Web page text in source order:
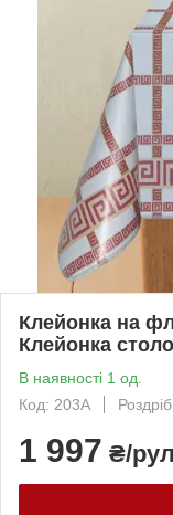
Клейонка на
Клейонка
В наявності 1 од.
Код: 203A
Роздріб
1 997 ₴/